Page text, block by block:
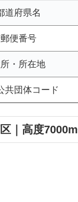
道府県名
郵便番号
・所在地
共団体コード
｜高度